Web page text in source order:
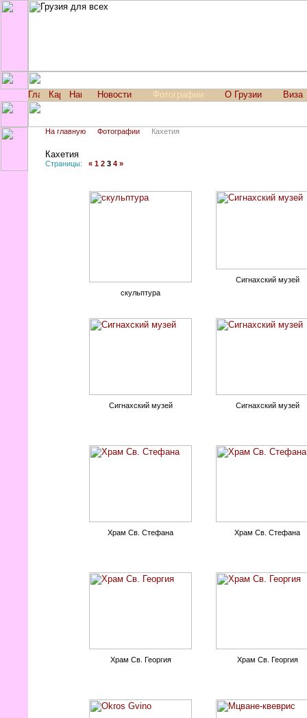
Новости Фотографии О Грузии Виза
На главную Фотографии Кахетия
Кахетия
Страницы: « 1 2 3 4 »
скульптура
Сигнахский музей
Сигнахский музей Сигнахский музей
Храм Св. Стефана Храм Св. Стефана
Храм Св. Георгия Храм Св. Георгия